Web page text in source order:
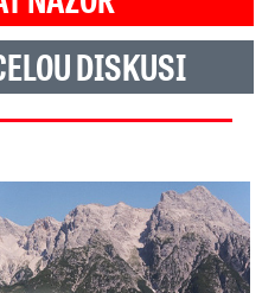
DISKUSI
túře s rodiči